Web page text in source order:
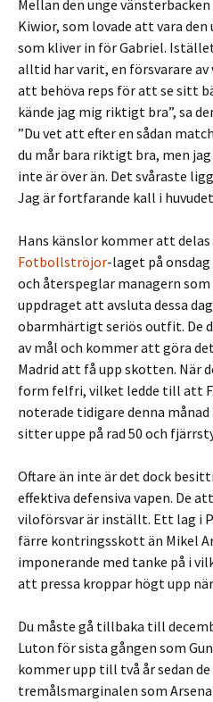
Mellan den unge
Kiwior, som lovade att vara
som kliver in för Gabriel.
alltid har varit, en försvarare
att behöva reps för att se sitt
kände jag mig riktigt bra”, sa
”Du vet att efter en sådan
du mår bara riktigt bra, men
inte är över än. Det svåraste
Jag är fortfarande kall i
Hans känslor kommer att delas
Fotbollströjor-laget på onsdag
och återspeglar managern
uppdraget att avsluta dessa
obarmhärtigt seriös outfit. De
av mål och kommer att göra
Madrid att få upp skotten. När
form felfri, vilket ledde till att
noterade tidigare denna
sitter uppe på rad 50 och
Oftare än inte är det dock
effektiva defensiva vapen. De
viloförsvar är inställt. Ett lag i
färre kontringsskott än Mikel
imponerande med tanke på i
att pressa kroppar högt upp
Du måste gå tillbaka till
Luton för sista gången som
kommer upp till två år sedan de
tremålsmarginalen som